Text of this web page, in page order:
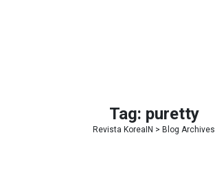
Tag: puretty
Revista KoreaIN > Blog Archives